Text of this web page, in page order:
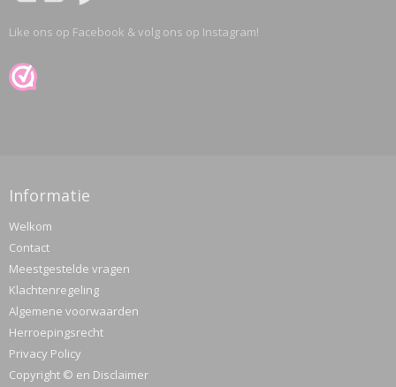
Like ons op Facebook & volg ons op Instagram!
Informatie
Welkom
Contact
Meestgestelde vragen
Klachtenregeling
Algemene voorwaarden
Herroepingsrecht
Privacy Policy
Copyright © en Disclaimer